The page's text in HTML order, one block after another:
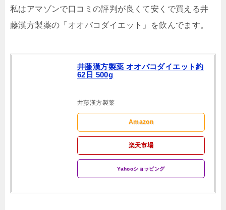
私はアマゾンで口コミの評判が良くて安くで買える井
藤漢方製薬の「オオバコダイエット」を飲んでます。
井藤漢方製薬 オオバコダイエット約
62日 500g
井藤漢方製薬
Amazon
楽天市場
Yahooショッピング